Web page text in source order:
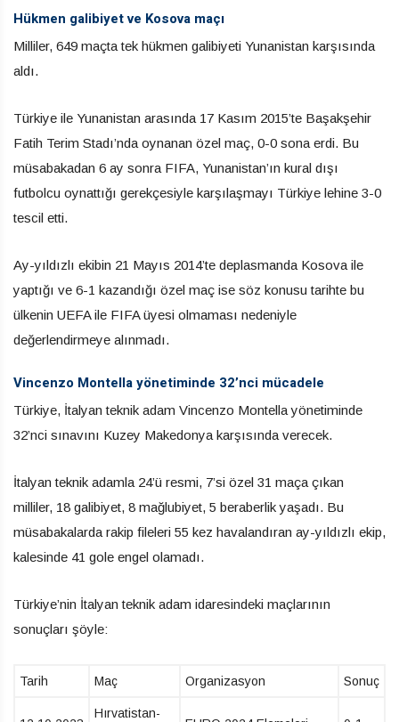
Hükmen galibiyet ve Kosova maçı
Milliler, 649 maçta tek hükmen galibiyeti Yunanistan karşısında
aldı.
Türkiye ile Yunanistan arasında 17 Kasım 2015’te Başakşehir
Fatih Terim Stadı’nda oynanan özel maç, 0-0 sona erdi. Bu
müsabakadan 6 ay sonra FIFA, Yunanistan’ın kural dışı
futbolcu oynattığı gerekçesiyle karşılaşmayı Türkiye lehine 3-0
tescil etti.
Ay-yıldızlı ekibin 21 Mayıs 2014’te deplasmanda Kosova ile
yaptığı ve 6-1 kazandığı özel maç ise söz konusu tarihte bu
ülkenin UEFA ile FIFA üyesi olmaması nedeniyle
değerlendirmeye alınmadı.
Vincenzo Montella yönetiminde 32’nci mücadele
Türkiye, İtalyan teknik adam Vincenzo Montella yönetiminde
32’nci sınavını Kuzey Makedonya karşısında verecek.
İtalyan teknik adamla 24’ü resmi, 7’si özel 31 maça çıkan
milliler, 18 galibiyet, 8 mağlubiyet, 5 beraberlik yaşadı. Bu
müsabakalarda rakip fileleri 55 kez havalandıran ay-yıldızlı ekip,
kalesinde 41 gole engel olamadı.
Türkiye’nin İtalyan teknik adam idaresindeki maçlarının
sonuçları şöyle:
Tarih Maç Organizasyon Sonuç
Hırvatistan-